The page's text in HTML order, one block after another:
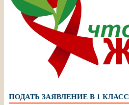
ПОДАТЬ ЗАЯВЛЕНИЕ В 1 КЛАСС